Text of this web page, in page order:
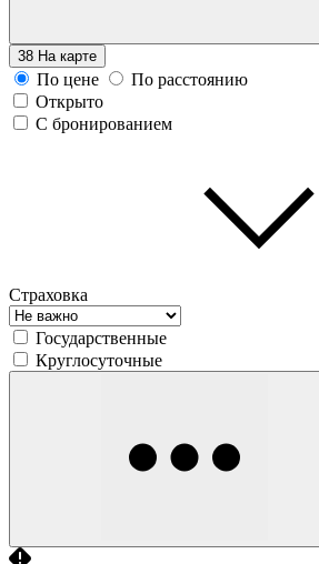
38 На карте
По цене
По расстоянию
Открыто
С бронированием
Страховка
Государственные
Круглосуточные